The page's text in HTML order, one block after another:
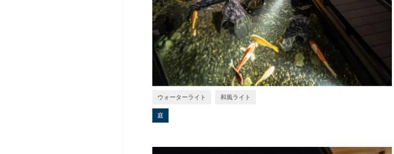
ウォーターライト 和風ライト
庭